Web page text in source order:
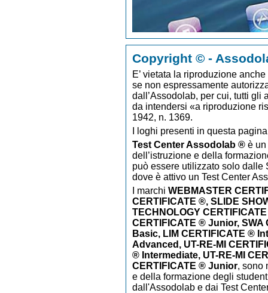
Copyright © -
E’ vietata la riproduzione
se non espressamente
dall’Assodolab, per cui, tutti gli
da intendersi «a riproduzione
1942, n. 1369.
I loghi presenti in questa
Test Center Assodolab ® è
dell’istruzione e della
può essere utilizzato solo dalle
dove è attivo un Test Center
I marchi WEBMASTER
CERTIFICATE ®, SLIDE
TECHNOLOGY
CERTIFICATE ® Junior, SWA
Basic, LIM CERTIFICATE ®
Advanced, UT-RE-MI
® Intermediate, UT-RE-MI
CERTIFICATE ® Junior, sono
e della formazione degli
dall'Assodolab e dai Test